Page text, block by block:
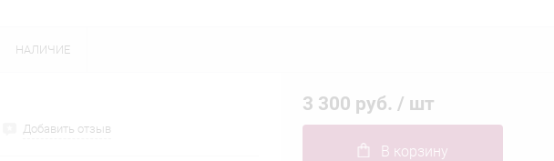
НАЛИЧИЕ
Добавить отзыв
3 300 руб. / шт
В корзину